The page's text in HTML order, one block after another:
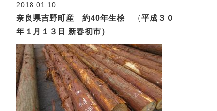
2018.01.10
奈良県吉野町産 約40年生桧 （平成３０
年１月１３日 新春初市）